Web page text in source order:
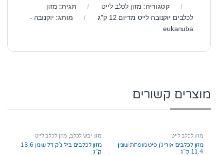
קטגוריה: מזון לכלב לייט תגית: מזון
לכלבים יוקנובה לייט מדיום 12 ק"ג
מותג: יוקנובה -
eukanuba
מוצרים קשורים
מזון לכלב לייט
מזון לכלבים אוריג’ן פיט מופחת שומן
11.4 ק”ג
מזון יבש לכלב, מזון לכלב לייט
מזון לכלבים ביל ג’ק דל שומן 13.6
ק”ג